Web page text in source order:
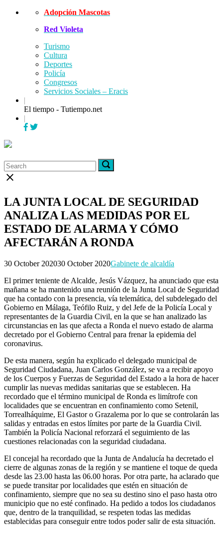
Skip
Adopción Mascotas
Red Violeta
Turismo
Cultura
Deportes
Policía
Congresos
Servicios Sociales – Eracis
|
El tiempo - Tutiempo.net
|
Menu
Search
for:
Search
for:
Search
Close
LA JUNTA LOCAL DE SEGURIDAD
ANALIZA LAS MEDIDAS POR EL
ESTADO DE ALARMA Y CÓMO
AFECTARÁN A RONDA
30 October 202030 October 2020Gabinete de alcaldía
El primer teniente de Alcalde, Jesús Vázquez, ha anunciado que esta
mañana se ha mantenido una reunión de la Junta Local de Seguridad
que ha contado con la presencia, vía telemática, del subdelegado del
Gobierno en Málaga, Teófilo Ruiz, y del Jefe de la Policía Local y
representantes de la Guardia Civil, en la que se han analizado las
circunstancias en las que afecta a Ronda el nuevo estado de alarma
decretado por el Gobierno Central para frenar la epidemia del
coronavirus.
De esta manera, según ha explicado el delegado municipal de
Seguridad Ciudadana, Juan Carlos González, se va a recibir apoyo
de los Cuerpos y Fuerzas de Seguridad del Estado a la hora de hacer
cumplir las nuevas medidas sanitarias que se establecen. Ha
recordado que el término municipal de Ronda es limítrofe con
localidades que se encuentran en confinamiento como Setenil,
Torrealháquime, El Gastor o Grazalema por lo que se controlarán las
salidas y entradas en estos límites por parte de la Guardia Civil.
También la Policía Nacional reforzará el seguimiento de las
cuestiones relacionadas con la seguridad ciudadana.
El concejal ha recordado que la Junta de Andalucía ha decretado el
cierre de algunas zonas de la región y se mantiene el toque de queda
desde las 23.00 hasta las 06.00 horas. Por otra parte, ha aclarado que
se puede transitar por localidades que estén en situación de
confinamiento, siempre que no sea su destino sino el paso hasta otro
municipio que no esté confinado. Ha pedido a todos los ciudadanos
que, dentro de la tranquilidad, se respeten todas las medidas
establecidas para conseguir entre todos poder salir de esta situación.